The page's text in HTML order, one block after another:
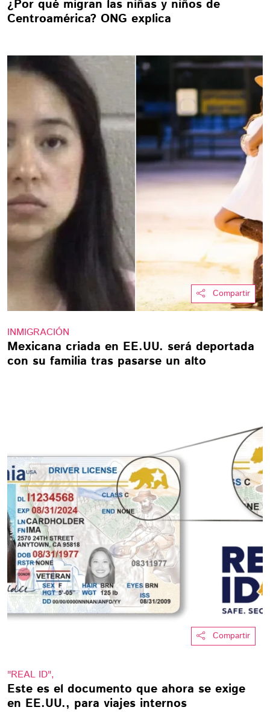
¿Por qué migran las niñas y niños de
Centroamérica? ONG explica
Compartir
INMIGRACIÓN
Mexicana criada en EE.UU. será deportada
con su familia tras pasarse un alto
Compartir
"REAL ID",
Este es el documento que ahora se exige
en EE.UU., para viajes internos